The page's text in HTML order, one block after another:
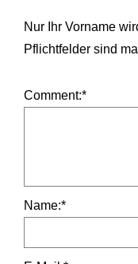
Nur Ihr Vorname
Pflichtfelder sind
Comment:*
Name:*